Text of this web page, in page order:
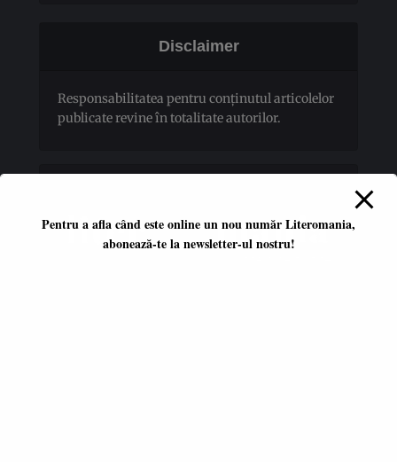
Disclaimer
Responsabilitatea pentru conţinutul articolelor
publicate revine în totalitate autorilor.
Pentru a afla când este online un nou număr Literomania,
abonează-te la newsletter-ul nostru!